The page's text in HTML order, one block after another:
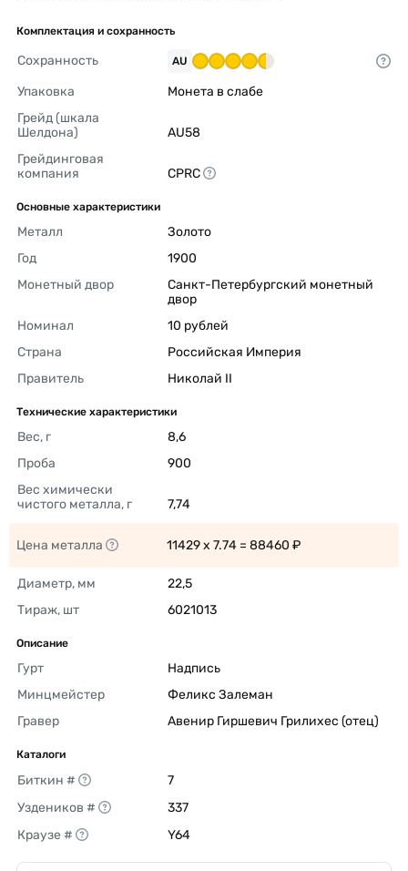
Комплектация и сохранность
Сохранность AU
Упаковка
Монета в слабе
Грейд (шкала
Шелдона)
AU58
Грейдинговая
компания
CPRC
Основные характеристики
Металл
Золото
Год
1900
Монетный двор
Санкт-Петербургский монетный
двор
Номинал
10 рублей
Страна
Российская Империя
Правитель
Николай II
Технические характеристики
Вес, г
8,6
Проба
900
Вес химически
чистого металла, г
7,74
Цена металла 11429 x 7.74 = 88460 ₽
Диаметр, мм
22,5
Тираж, шт
6021013
Описание
Гурт
Надпись
Минцмейстер
Феликс Залеман
Гравер
Авенир Гиршевич Грилихес (отец)
Каталоги
Биткин #
7
Уздеников #
337
Краузе #
Y64